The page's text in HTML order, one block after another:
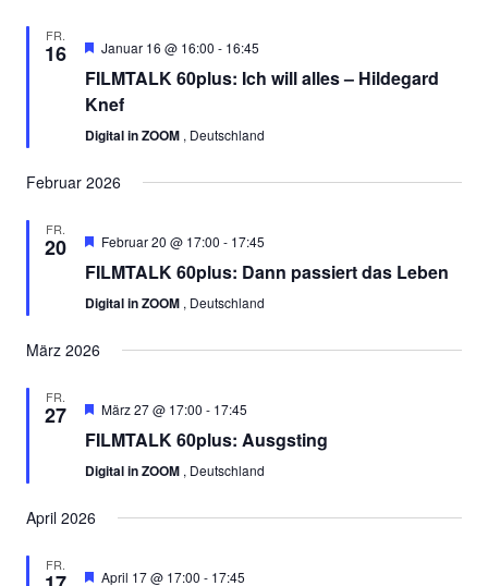
FR.
16 Empfohlen
Januar 16 @ 16:00 - 16:45
FILMTALK 60plus: Ich will alles – Hildegard
Knef
Digital in ZOOM , Deutschland
Februar 2026
FR.
20 Empfohlen
Februar 20 @ 17:00 - 17:45
FILMTALK 60plus: Dann passiert das Leben
Digital in ZOOM , Deutschland
März 2026
FR.
27 Empfohlen
März 27 @ 17:00 - 17:45
FILMTALK 60plus: Ausgsting
Digital in ZOOM , Deutschland
April 2026
FR.
Empfohlen
April 17 @ 17:00 - 17:45